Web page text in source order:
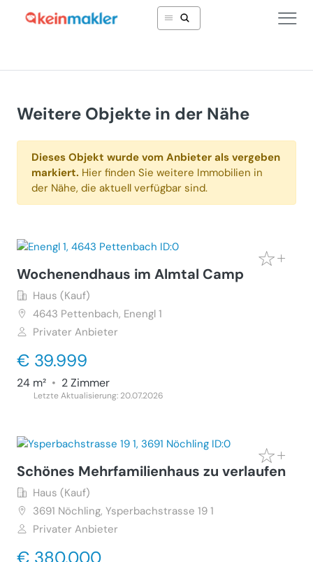
Weitere Objekte in der Nähe
Dieses Objekt wurde vom Anbieter als vergeben
markiert. Hier finden Sie weitere Immobilien in
der Nähe, die aktuell verfügbar sind.
Wochenendhaus im Almtal Camp
Haus (Kauf)
4643 Pettenbach, Enengl 1
Privater Anbieter
€ 39.999
24 m² • 2 Zimmer
Letzte Aktualisierung: 20.07.2026
Schönes Mehrfamilienhaus zu verlaufen
Haus (Kauf)
3691 Nöchling, Ysperbachstrasse 19 1
Privater Anbieter